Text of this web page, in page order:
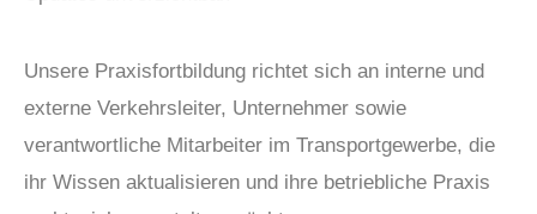
Unsere Praxisfortbildung richtet sich an interne und
externe Verkehrsleiter, Unternehmer sowie
verantwortliche Mitarbeiter im Transportgewerbe, die
ihr Wissen aktualisieren und ihre betriebliche Praxis